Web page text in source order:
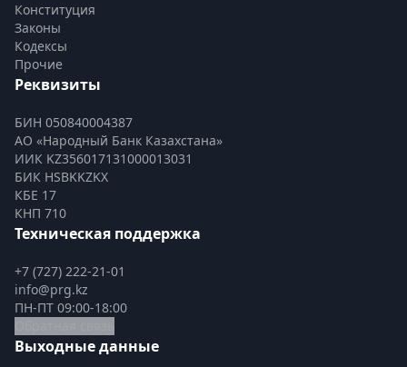
Конституция
Законы
Кодексы
Прочие
Реквизиты
БИН 050840004387
АО «Народный Банк Казахстана»
ИИК KZ356017131000013031
БИК HSBKKZKX
КБЕ 17
КНП 710
Техническая поддержка
+7 (727) 222-21-01
info@prg.kz
ПН-ПТ 09:00-18:00
Выходные данные